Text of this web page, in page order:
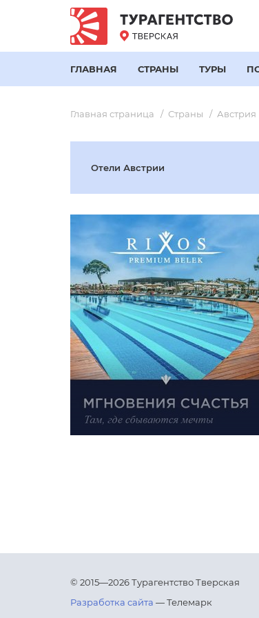
ГЛАВНАЯ СТРАНЫ ТУРЫ
Главная страница Страны Австрия
Отели Австрии
© 2015—2026 Турагентство Тверская
Разработка сайта — Телемарк